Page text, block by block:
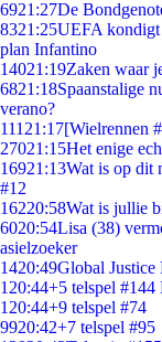
6921:27De
8321:25UEFA kondigt
plan Infantino
14021:19Zaken waar
6821:18Spaanstalige
verano?
111 21:17[Wielrennen
27021:15Het enige
16921:13Wat is op dit
#12
16220:58Wat is jullie
6020:54Lisa (38)
asielzoeker
1420:49Global Justice
1 20:44+5 telspel #144
1 20:44+9 telspel #74
9920:42+7 telspel #95